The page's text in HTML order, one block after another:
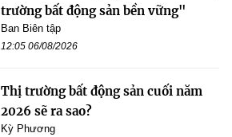
trường bất động sản bền vững"
Ban Biên tập
12:05 06/08/2026
Thị trường bất động sản cuối năm
2026 sẽ ra sao?
Kỳ Phương